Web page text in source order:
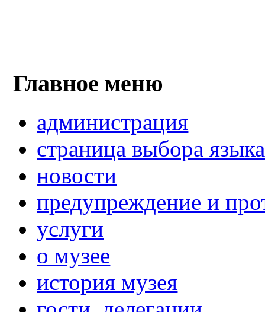
Главное меню
администрация
страница выбора языка
новости
предупреждение и
услуги
о музее
история музея